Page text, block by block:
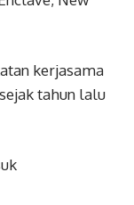
kerjasama
tahun lalu